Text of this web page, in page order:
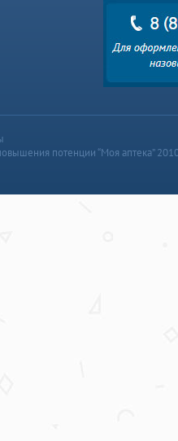
потенции “Моя аптека”